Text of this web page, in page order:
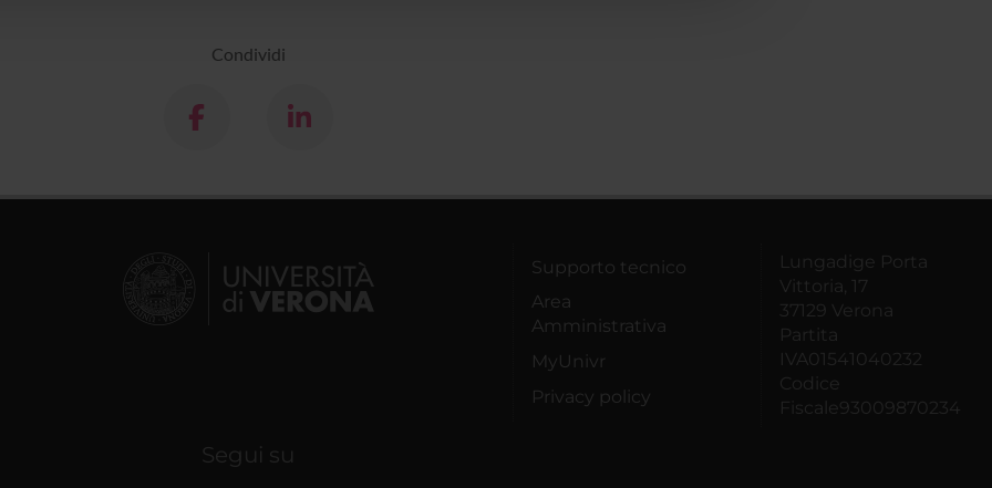
Condividi
Supporto tecnico
Area
Amministrativa
MyUnivr
Privacy policy
Lungadige Porta
Vittoria, 17
37129 Verona
Partita
IVA01541040232
Codice
Fiscale93009870234
Segui su